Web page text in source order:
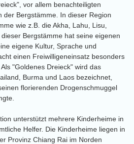
vor allem benachteiligten
der Bergstämme. In dieser Region
wie z.B. die Akha, Lahu, Lisu,
Bergstämme hat seine eigenen
eigene Kultur, Sprache und
einen Freiwilligeneinsatz besonders
"Goldenes Dreieck" wird das
Burma und Laos bezeichnet,
florierenden Drogenschmuggel
unterstützt mehrere Kinderheime in
Helfer. Die Kinderheime liegen in
Provinz Chiang Rai im Norden